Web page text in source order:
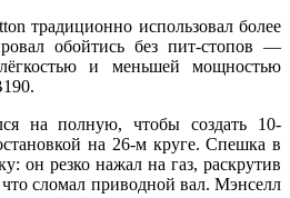
традиционно использовал более
обойтись без пит-стопов —
лёгкостью и меньшей мощностью
на полную, чтобы создать 10-
на 26-м круге. Спешка в
он резко нажал на газ, раскрутив
что сломал приводной вал. Мэнселл